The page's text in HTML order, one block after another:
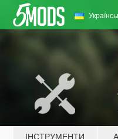
ІНСТРУМЕНТИ